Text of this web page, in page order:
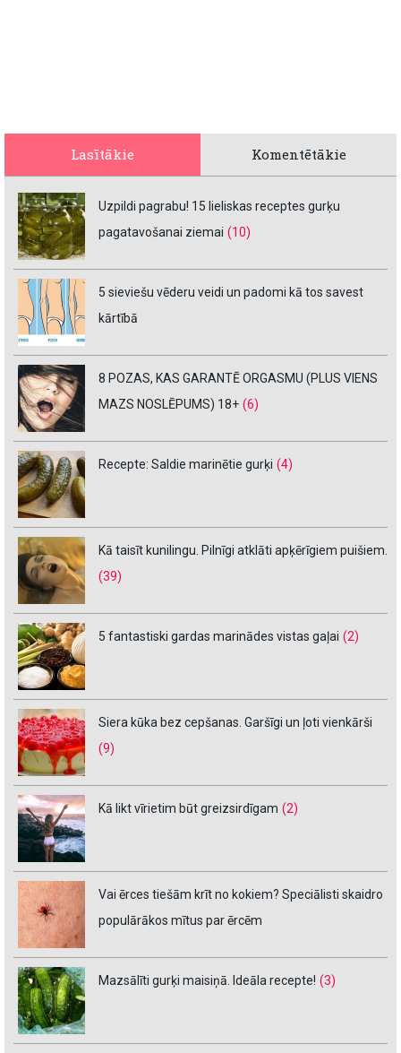
Lasītākie Komentētākie
Uzpildi pagrabu! 15 lieliskas receptes gurķu
pagatavošanai ziemai (10)
5 sieviešu vēderu veidi un padomi kā tos savest
kārtībā
8 POZAS, KAS GARANTĒ ORGASMU (PLUS VIENS
MAZS NOSLĒPUMS) 18+ (6)
Recepte: Saldie marinētie gurķi (4)
Kā taisīt kunilingu. Pilnīgi atklāti apķērīgiem puišiem.
(39)
5 fantastiski gardas marinādes vistas gaļai (2)
Siera kūka bez cepšanas. Garšīgi un ļoti vienkārši
(9)
Kā likt vīrietim būt greizsirdīgam (2)
Vai ērces tiešām krīt no kokiem? Speciālisti skaidro
populārākos mītus par ērcēm
Mazsālīti gurķi maisiņā. Ideāla recepte! (3)